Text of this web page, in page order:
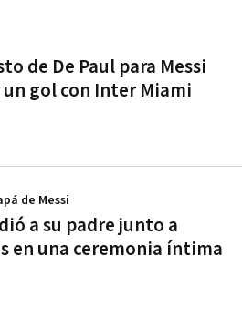
de De Paul para Messi
gol con Inter Miami
a su padre junto a
en una ceremonia íntima
de Messi